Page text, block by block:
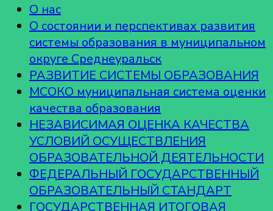
О нас
О состоянии и перспективах развития
системы образования в муниципальном
округе Среднеуральск
РАЗВИТИЕ СИСТЕМЫ ОБРАЗОВАНИЯ
МСОКО муниципальная система оценки
качества образования
НЕЗАВИСИМАЯ ОЦЕНКА КАЧЕСТВА
УСЛОВИЙ ОСУЩЕСТВЛЕНИЯ
ОБРАЗОВАТЕЛЬНОЙ ДЕЯТЕЛЬНОСТИ
ФЕДЕРАЛЬНЫЙ ГОСУДАРСТВЕННЫЙ
ОБРАЗОВАТЕЛЬНЫЙ СТАНДАРТ
ГОСУДАРСТВЕННАЯ ИТОГОВАЯ